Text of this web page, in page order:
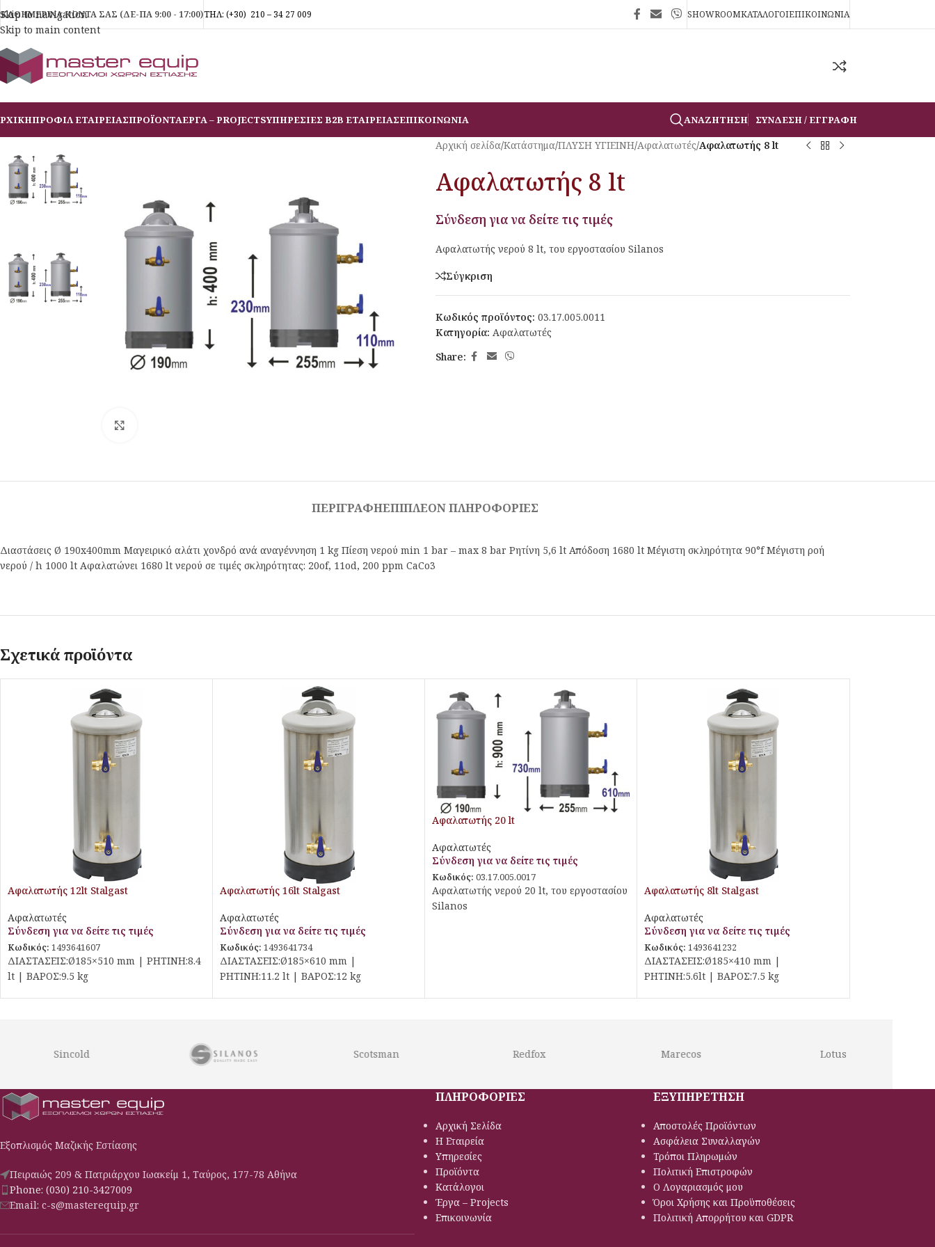
Skip to navigation
Skip to main content
ΚΑΘΗΜΕΡΙΝΑ ΚΟΝΤΑ ΣΑΣ (ΔΕ-ΠΑ 9:00 - 17:00)ΤΗΛ: (+30) 210 – 34 27 009 SHOWROOMΚΑΤΑΛΟΓΟΙΕΠΙΚΟΙΝΩΝΙΑ
ΠΡΟΦΙΛ ΕΤΑΙΡΕΙΑΣΠΡΟΪΟΝΤΑΕΡΓΑ – PROJECTSΥΠΗΡΕΣΙΕΣ B2B ΕΤΑΙΡΕΙΑΣΕΠΙΚΟΙΝΩΝΙΑ ΑΝΑΖΉΤΗΣΗ ΣΎΝΔΕΣΗ / ΕΓΓΡΑΦΉ
Αρχική σελίδα/Κατάστημα/ΠΛΥΣΗ ΥΓΙΕΙΝΗ/Αφαλατωτές/Αφαλατωτής 8 lt
Αφαλατωτής 8 lt
Σύνδεση για να δείτε τις τιμές
Αφαλατωτής νερού 8 lt, του εργοστασίου Silanos
Σύγκριση
Κωδικός προϊόντος: 03.17.005.0011
Κατηγορία: Αφαλατωτές
Share:
ΠΕΡΙΓΡΑΦΉΕΠΙΠΛΈΟΝ ΠΛΗΡΟΦΟΡΊΕΣ
Διαστάσεις Ø 190x400mm Μαγειρικό αλάτι χονδρό ανά αναγέννηση 1 kg Πίεση νερού min 1 bar – max 8 bar Ρητίνη 5,6 lt Απόδοση 1680 lt Μέγιστη σκληρότητα 90°f Μέγιστη ροή
νερού / h 1000 lt Αφαλατώνει 1680 lt νερού σε τιμές σκληρότητας: 20of, 11od, 200 ppm CaCo3
Σχετικά προϊόντα
Αφαλατωτής 12lt Stalgast
Αφαλατωτές
Σύνδεση για να δείτε τις τιμές
Κωδικός: 1493641607
ΔΙΑΣΤΑΣΕΙΣ:Ø185×510 mm | ΡΗΤΙΝΗ:8.4
lt | ΒΑΡΟΣ:9.5 kg
Αφαλατωτής 16lt Stalgast
Αφαλατωτές
Σύνδεση για να δείτε τις τιμές
Κωδικός: 1493641734
ΔΙΑΣΤΑΣΕΙΣ:Ø185×610 mm |
ΡΗΤΙΝΗ:11.2 lt | ΒΑΡΟΣ:12 kg
Αφαλατωτής 20 lt
Αφαλατωτές
Σύνδεση για να δείτε τις τιμές
Κωδικός: 03.17.005.0017
Αφαλατωτής νερού 20 lt, του εργοστασίου
Silanos
Αφαλατωτής 8lt Stalgast
Αφαλατωτές
Σύνδεση για να δείτε τις τιμές
Κωδικός: 1493641232
ΔΙΑΣΤΑΣΕΙΣ:Ø185×410 mm |
ΡΗΤΙΝΗ:5.6lt | ΒΑΡΟΣ:7.5 kg
Sincold Scotsman Redfox Marecos
Εξοπλισμός Μαζικής Εστίασης
Πειραιώς 209 & Πατριάρχου Ιωακείμ 1, Ταύρος, 177-78 Αθήνα
Phone: (030) 210-3427009
Email: c-s@masterequip.gr
ΠΛΗΡΟΦΟΡΙΕΣ
Αρχική Σελίδα
Η Εταιρεία
Υπηρεσίες
Προϊόντα
Κατάλογοι
Έργα – Projects
Επικοινωνία
ΕΞΥΠΗΡΕΤΗΣΗ
Αποστολές Προϊόντων
Ασφάλεια Συναλλαγών
Τρόποι Πληρωμών
Πολιτική Eπιστροφών
Ο Λογαριασμός μου
Όροι Χρήσης και Προϋποθέσεις
Πολιτική Απορρήτου και GDPR